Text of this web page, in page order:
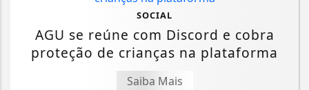
SOCIAL
AGU se reúne com Discord e cobra
proteção de crianças na plataforma
Saiba Mais